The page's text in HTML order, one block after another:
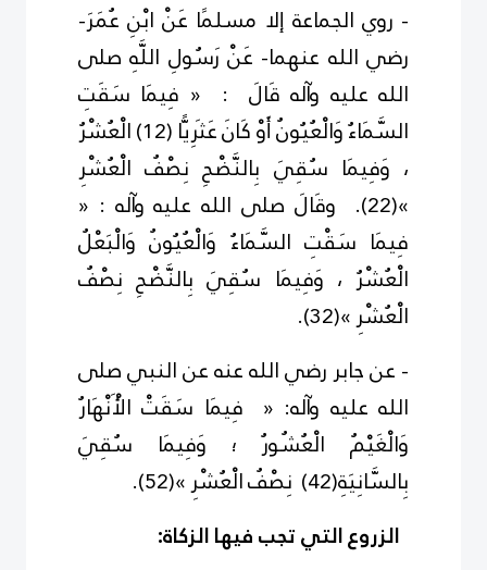
- روي الجماعة إلا مسلمًا عَنْ ابْنِ عُمَرَ-
رضي الله عنهما- عَنْ رَسُولِ اللَّهِ صلى
الله عليه وآلهقَالَ : « فِيمَا سَقَتِ
السَّمَاءُ وَالْعُيُونُ أَوْ كَانَ عَثَرِيًّا (
12
)الْعُشْرُ
، وَفِيمَا سُقِيَ بِالنَّضْحِ نِصْفُ الْعُشْرِ
»
(
22
). وقَالَ صلى الله عليه وآله :
«
فِيمَا سَقْتِ السَّمَاءُ وَالْعُيُونُ وَالْبَعْلُ
الْعُشْرُ ، وَفِيمَا سُقِيَ بِالنَّضْحِ نِصْفُ
الْعُشْرِ »(
32
)
.
- عن جابر رضي الله عنه عن النبي صلى
الله عليه وآله: « فِيمَا سَقَتْ الْأَنْهَارُ
وَالْغَيْمُ الْعُشُورُ ؛ وَفِيمَا سُقِيَ
بِالسَّانِيَةِ(
42
) نِصْفُ الْعُشْرِ »(
52
)
.
الزروع التي تجب فيها الزكاة: